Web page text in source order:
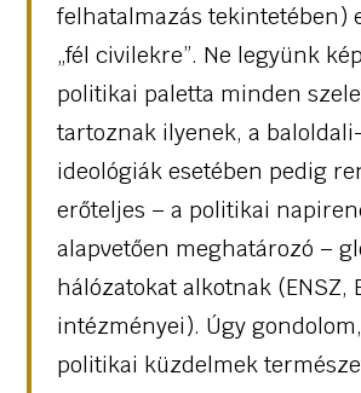
felhatalmazás tekintetében)
„fél civilekre”. Ne legyünk
politikai paletta minden
tartoznak ilyenek, a
ideológiák esetében pedig
erőteljes – a politikai
alapvetően meghatározó –
hálózatokat alkotnak (ENSZ,
intézményei). Úgy
politikai küzdelmek